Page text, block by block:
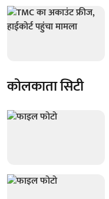
कोलकाता सिटी